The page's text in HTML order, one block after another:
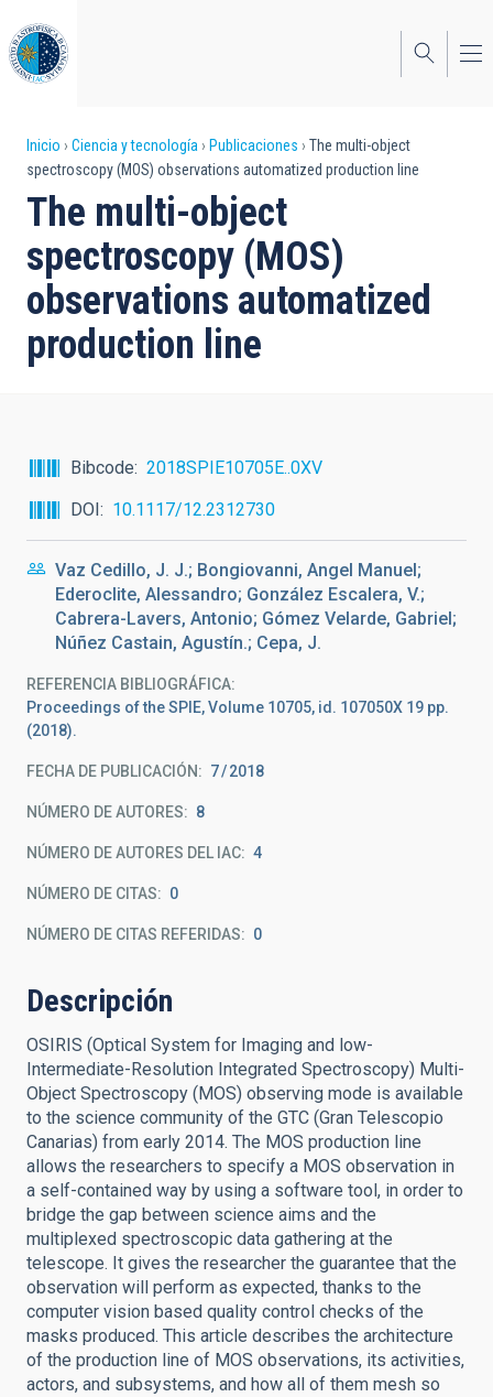
al
contenido
principal
Sobrescribir
enlaces
de
ayuda
a
la
Inicio Ciencia y tecnología Publicaciones
The multi-object
spectroscopy (MOS) observations automatized production line
The multi-object
spectroscopy (MOS)
observations automatized
production line
Bibcode
2018SPIE10705E..0XV
DOI
10.1117/12.2312730
Vaz Cedillo, J. J.; Bongiovanni, Angel Manuel;
Ederoclite, Alessandro; González Escalera, V.;
Cabrera-Lavers, Antonio; Gómez Velarde, Gabriel;
Núñez Castain, Agustín.; Cepa, J.
REFERENCIA BIBLIOGRÁFICA
Proceedings of the SPIE, Volume 10705, id. 107050X 19 pp.
(2018).
FECHA DE PUBLICACIÓN: 7 2018
NÚMERO DE AUTORES 8
NÚMERO DE AUTORES DEL IAC 4
NÚMERO DE CITAS 0
NÚMERO DE CITAS REFERIDAS 0
Descripción
OSIRIS (Optical System for Imaging and low-
Intermediate-Resolution Integrated Spectroscopy) Multi-
Object Spectroscopy (MOS) observing mode is available
to the science community of the GTC (Gran Telescopio
Canarias) from early 2014. The MOS production line
allows the researchers to specify a MOS observation in
a self-contained way by using a software tool, in order to
bridge the gap between science aims and the
multiplexed spectroscopic data gathering at the
telescope. It gives the researcher the guarantee that the
observation will perform as expected, thanks to the
computer vision based quality control checks of the
masks produced. This article describes the architecture
of the production line of MOS observations, its activities,
actors, and subsystems, and how all of them mesh so